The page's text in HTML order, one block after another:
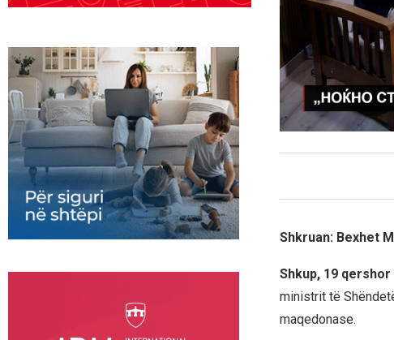
Shkruan: Bexhet
Shkup, 19 qershor
ministrit të
maqedonase.